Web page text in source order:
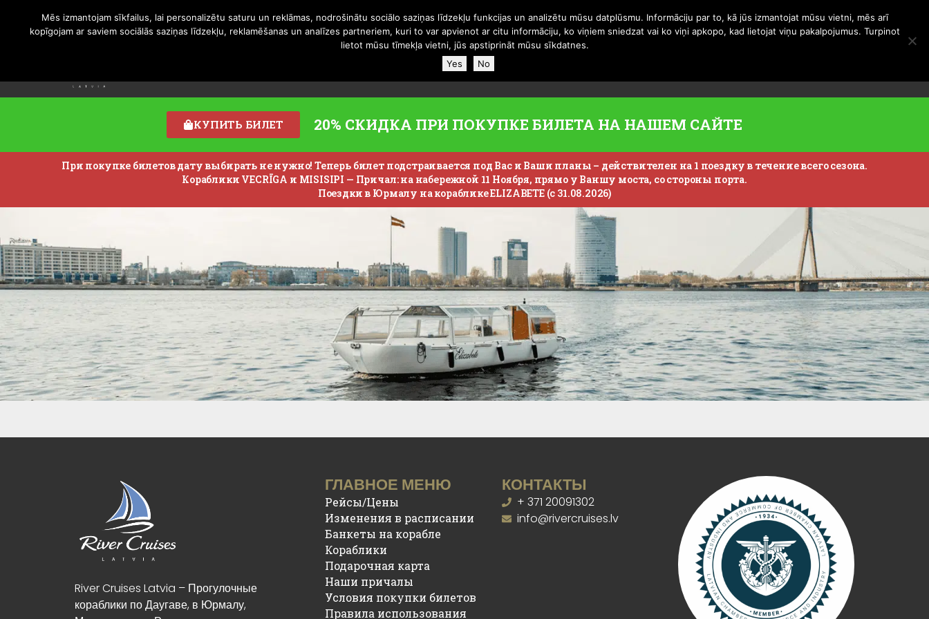
€0.00 0
Изменения в расписании Банкеты на корабле Кораблики
КУПИТЬ БИЛЕТ 20% СКИДКА ПРИ ПОКУПКЕ БИЛЕТА НА НАШЕМ САЙТЕ
При покупке билетов дату выбирать не нужно! Теперь билет подстраивается под Вас и Ваши планы – действителен на 1 поездку в течение всего сезона.
Кораблики VECRĪGA и MISISIPI — Причал: на набережной 11 Ноября, прямо у Ваншу моста, со стороны порта.
Поездки в Юрмалу на кораблике ELIZABETE (с 31.08.2026)
River Cruises Latvia – Прогулочные
кораблики по Даугаве, в Юрмалу,
ГЛАВНОЕ МЕНЮ
Рейсы/Цены
Изменения в расписании
Банкеты на корабле
Кораблики
Подарочная карта
Наши причалы
Условия покупки билетов
Правила использования
КОНТАКТЫ
+ 371 20091302
info@rivercruises.lv
Mēs izmantojam sīkfailus, lai personalizētu saturu un reklāmas, nodrošinātu sociālo saziņas līdzekļu funkcijas un analizētu mūsu datplūsmu. Informāciju par to, kā jūs izmantojat mūsu vietni, mēs arī
kopīgojam ar saviem sociālās saziņas līdzekļu, reklamēšanas un analīzes partneriem, kuri to var apvienot ar citu informāciju, ko viņiem sniedzat vai ko viņi apkopo, kad lietojat viņu pakalpojumus. Turpinot
lietot mūsu tīmekļa vietni, jūs apstiprināt mūsu sīkdatnes.
Yes
No